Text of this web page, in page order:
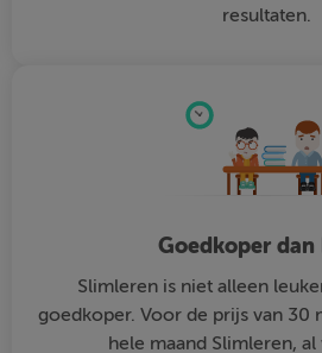
resultaten.
Goedkoper dan
Slimleren is niet alleen
goedkoper. Voor de prijs van 30
hele maand Slimleren, al